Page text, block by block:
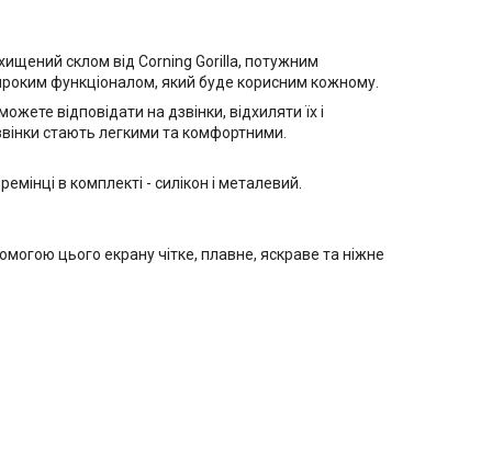
склом від Corning Gorilla, потужним
функціоналом, який буде корисним кожному.
відповідати на дзвінки, відхиляти їх і
стають легкими та комфортними.
в комплекті - силікон і металевий.
цього екрану чітке, плавне, яскраве та ніжне